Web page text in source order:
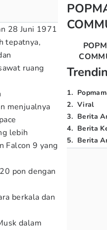
28 Juni 1971
tepatnya,
ruang
menjualnya
lebih
Falcon 9 yang
pon dengan
berkala dan
dalam
1.
2. Viral
3. Berita
4. Berita
5. Berita